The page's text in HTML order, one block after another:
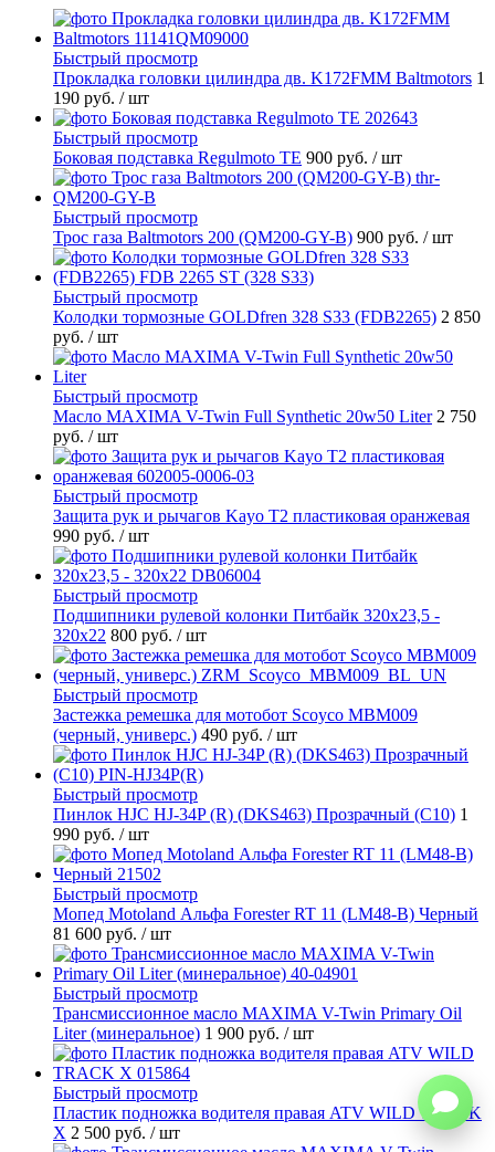
Быстрый просмотр
Прокладка головки цилиндра дв. K172FMM Baltmotors 1
190 руб. / шт
Быстрый просмотр
Боковая подставка Regulmoto TE 900 руб. / шт
Быстрый просмотр
Трос газа Baltmotors 200 (QM200-GY-B) 900 руб. / шт
Быстрый просмотр
Колодки тормозные GOLDfren 328 S33 (FDB2265) 2 850
руб. / шт
Быстрый просмотр
Масло MAXIMA V-Twin Full Synthetic 20w50 Liter 2 750
руб. / шт
Быстрый просмотр
Защита рук и рычагов Kayo T2 пластиковая оранжевая
990 руб. / шт
Быстрый просмотр
Подшипники рулевой колонки Питбайк 320x23,5 -
320x22 800 руб. / шт
Быстрый просмотр
Застежка ремешка для мотобот Scoyco MBM009
(черный, универс.) 490 руб. / шт
Быстрый просмотр
Пинлок HJC HJ-34P (R) (DKS463) Прозрачный (C10) 1
990 руб. / шт
Быстрый просмотр
Мопед Motoland Альфа Forester RT 11 (LM48-B) Черный
81 600 руб. / шт
Быстрый просмотр
Трансмиссионное масло MAXIMA V-Twin Primary Oil
Liter (минеральное) 1 900 руб. / шт
Быстрый просмотр
Пластик подножка водителя правая ATV WILD TRACK
X 2 500 руб. / шт